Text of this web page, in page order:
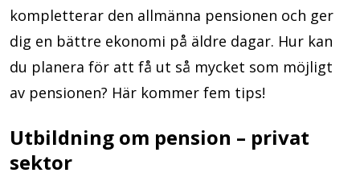
kompletterar den allmänna pensionen och ger
dig en bättre ekonomi på äldre dagar. Hur kan
du planera för att få ut så mycket som möjligt
av pensionen? Här kommer fem tips!
Utbildning om pension – privat
sektor